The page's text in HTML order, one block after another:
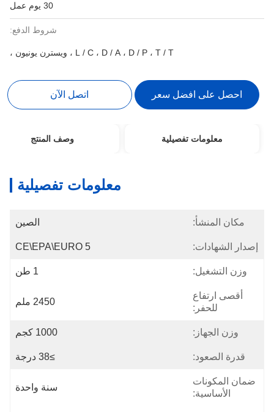
30 يوم عمل
شروط الدفع:
L / C ، D / A ، D / P ، T / T ، ويسترن يونيون ،
احصل على افضل سعر اتصل الآن
معلومات تفصيلية وصف المنتج
معلومات تفصيلية
مكان المنشأ: الصين
إصدار الشهادات: CE\EPA\EURO 5
وزن التشغيل: 1 طن
أقصى ارتفاع
للحفر:
2450 ملم
وزن الجهاز: 1000 كجم
قدرة الصعود: ≥38 درجة
ضمان المكونات
الأساسية:
سنة واحدة